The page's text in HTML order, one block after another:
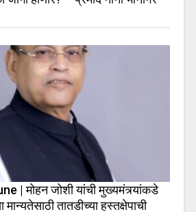
| मोहन जोशी यांची मुख्यमंत्र्यांकडे
मान्यतेसाठी तातडीच्या हस्तक्षेपाची